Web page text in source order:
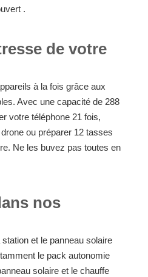
.
de votre
à la fois grâce aux
Avec une capacité de 288
votre téléphone 21 fois,
ou préparer 12 tasses
Ne les buvez pas toutes en
nos
et le panneau solaire
le pack autonomie
solaire et le chauffe